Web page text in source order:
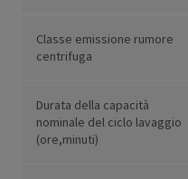
Classe emissione rumore
centrifuga
Durata della capacità
nominale del ciclo lavaggio
(ore,minuti)